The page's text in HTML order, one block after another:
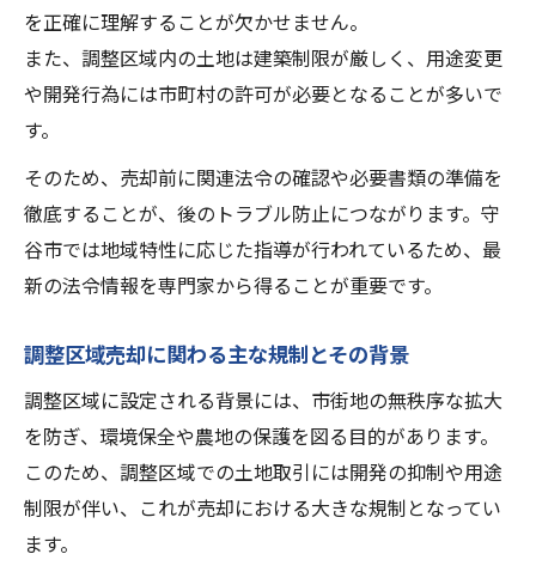
を正確に理解することが欠かせません。
また、調整区域内の土地は建築制限が厳しく、用途変更
や開発行為には市町村の許可が必要となることが多いで
す。
そのため、売却前に関連法令の確認や必要書類の準備を
徹底することが、後のトラブル防止につながります。守
谷市では地域特性に応じた指導が行われているため、最
新の法令情報を専門家から得ることが重要です。
調整区域売却に関わる主な規制とその背景
調整区域に設定される背景には、市街地の無秩序な拡大
を防ぎ、環境保全や農地の保護を図る目的があります。
このため、調整区域での土地取引には開発の抑制や用途
制限が伴い、これが売却における大きな規制となってい
ます。